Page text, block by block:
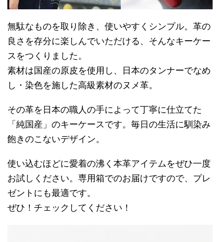
無駄なものを取り除き、使いやすくシンプル。革の
良さを存分に楽しんでいただける、そんなキーケー
スをつくりました。
素材は国産の原皮を使用し、日本のタンナーでなめ
し・染色を施した高級素材のヌメ革。
その革を日本の職人の手によって丁寧に仕立てた
「純国産」のキーケースです。毎日の生活に馴染み
飽きのこないデザイン。
使い込むほどに愛着の沸く本革アイテムをぜひ一度
お試しください。専用箱でのお届けですので、プレ
ゼントにも最適です。
ぜひ！チェックしてください！